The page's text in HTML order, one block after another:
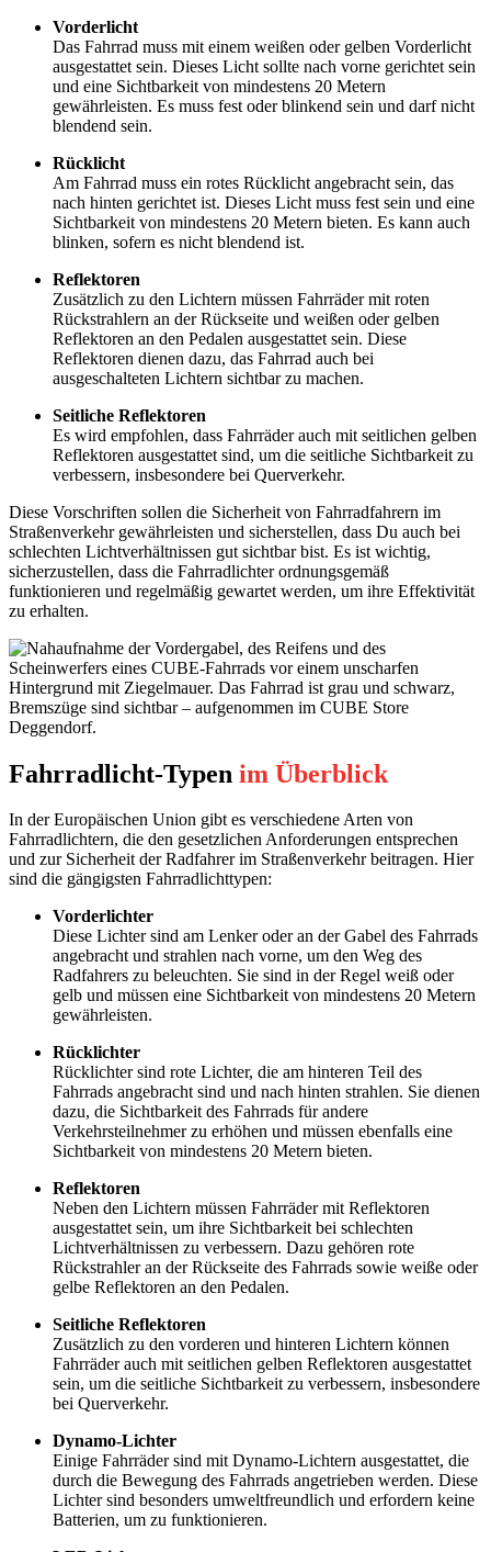
Vorderlicht
Das Fahrrad muss mit einem weißen oder gelben Vorderlicht
ausgestattet sein. Dieses Licht sollte nach vorne gerichtet sein
und eine Sichtbarkeit von mindestens 20 Metern
gewährleisten. Es muss fest oder blinkend sein und darf nicht
blendend sein.
Rücklicht
Am Fahrrad muss ein rotes Rücklicht angebracht sein, das
nach hinten gerichtet ist. Dieses Licht muss fest sein und eine
Sichtbarkeit von mindestens 20 Metern bieten. Es kann auch
blinken, sofern es nicht blendend ist.
Reflektoren
Zusätzlich zu den Lichtern müssen Fahrräder mit roten
Rückstrahlern an der Rückseite und weißen oder gelben
Reflektoren an den Pedalen ausgestattet sein. Diese
Reflektoren dienen dazu, das Fahrrad auch bei
ausgeschalteten Lichtern sichtbar zu machen.
Seitliche Reflektoren
Es wird empfohlen, dass Fahrräder auch mit seitlichen gelben
Reflektoren ausgestattet sind, um die seitliche Sichtbarkeit zu
verbessern, insbesondere bei Querverkehr.
Diese Vorschriften sollen die Sicherheit von Fahrradfahrern im
Straßenverkehr gewährleisten und sicherstellen, dass Du auch bei
schlechten Lichtverhältnissen gut sichtbar bist. Es ist wichtig,
sicherzustellen, dass die Fahrradlichter ordnungsgemäß
funktionieren und regelmäßig gewartet werden, um ihre Effektivität
zu erhalten.
Fahrradlicht-Typen im Überblick
In der Europäischen Union gibt es verschiedene Arten von
Fahrradlichtern, die den gesetzlichen Anforderungen entsprechen
und zur Sicherheit der Radfahrer im Straßenverkehr beitragen. Hier
sind die gängigsten Fahrradlichttypen:
Vorderlichter
Diese Lichter sind am Lenker oder an der Gabel des Fahrrads
angebracht und strahlen nach vorne, um den Weg des
Radfahrers zu beleuchten. Sie sind in der Regel weiß oder
gelb und müssen eine Sichtbarkeit von mindestens 20 Metern
gewährleisten.
Rücklichter
Rücklichter sind rote Lichter, die am hinteren Teil des
Fahrrads angebracht sind und nach hinten strahlen. Sie dienen
dazu, die Sichtbarkeit des Fahrrads für andere
Verkehrsteilnehmer zu erhöhen und müssen ebenfalls eine
Sichtbarkeit von mindestens 20 Metern bieten.
Reflektoren
Neben den Lichtern müssen Fahrräder mit Reflektoren
ausgestattet sein, um ihre Sichtbarkeit bei schlechten
Lichtverhältnissen zu verbessern. Dazu gehören rote
Rückstrahler an der Rückseite des Fahrrads sowie weiße oder
gelbe Reflektoren an den Pedalen.
Seitliche Reflektoren
Zusätzlich zu den vorderen und hinteren Lichtern können
Fahrräder auch mit seitlichen gelben Reflektoren ausgestattet
sein, um die seitliche Sichtbarkeit zu verbessern, insbesondere
bei Querverkehr.
Dynamo-Lichter
Einige Fahrräder sind mit Dynamo-Lichtern ausgestattet, die
durch die Bewegung des Fahrrads angetrieben werden. Diese
Lichter sind besonders umweltfreundlich und erfordern keine
Batterien, um zu funktionieren.